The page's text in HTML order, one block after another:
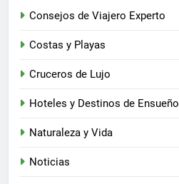
Consejos de Viajero Experto
Costas y Playas
Cruceros de Lujo
Hoteles y Destinos de Ensueño
Naturaleza y Vida
Noticias